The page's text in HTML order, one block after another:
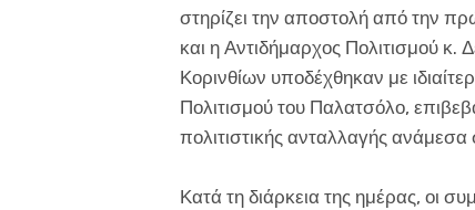
στηρίζει την αποστολή από την
και η Αντιδήμαρχος Πολιτισμού
Κορινθίων υποδέχθηκαν με
Πολιτισμού του Παλατσόλο,
πολιτιστικής ανταλλαγής
Κατά τη διάρκεια της ημέρας, οι